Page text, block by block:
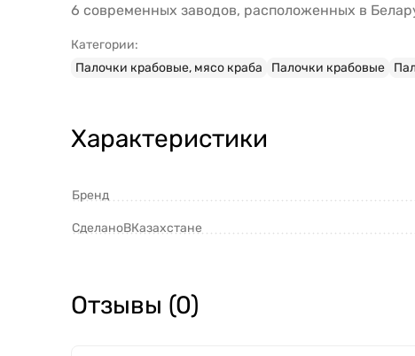
6 современных заводов, расположенных в
Категории:
Палочки крабовые, мясо краба
Палочки крабовые
Характеристики
Бренд
СделаноВКазахстане
Отзывы (0)